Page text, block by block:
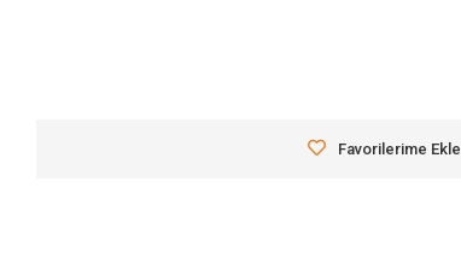
Favorilerime Ekle